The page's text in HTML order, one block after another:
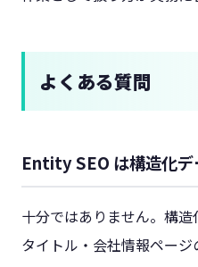
よくある質問
Entity SEO は構造化デ
十分ではありません。構造
タイトル・会社情報ページ